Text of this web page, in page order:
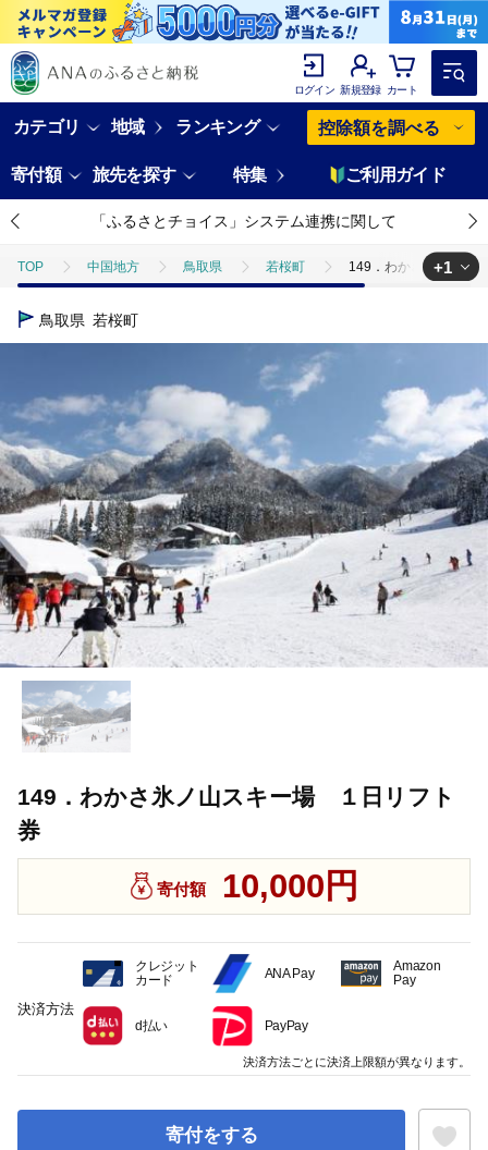
ログイン 新規登録 カート
カテゴリ 地域 ランキング 控除額を調べる
寄付額 旅先を探す 特集 ご利用ガイド
「ふるさとチョイス」システム連携に関して
TOP 中国地方 鳥取県 若桜町 149．わかさ氷ノ山ス
TOP
+1
鳥取県 若桜町
149．わかさ氷ノ山スキー場 １日リフト
券
寄付額 10,000円
寄付をする
決済方法
クレジット
カード
ANA Pay
Amazon
Pay
d払い PayPay
決済方法ごとに決済上限額が異なります。